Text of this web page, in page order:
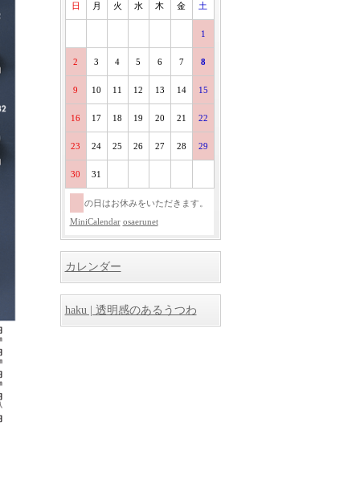
日 月 火 水 木 金 土
1
2 3 4 5 6 7 8
9 10 11 12 13 14 15
16 17 18 19 20 21 22
23 24 25 26 27 28 29
30 31
の日はお休みをいただきます。
MiniCalendar osaerunet
カレンダー
haku | 透明感のあるうつわ